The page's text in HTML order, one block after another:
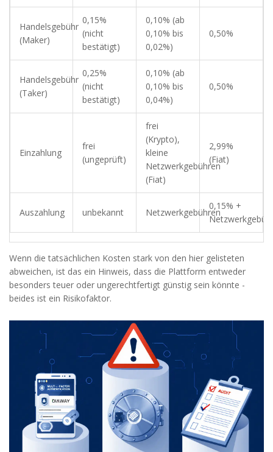
Handelsgebühr
(Maker)
0,15%
(nicht
bestätigt)
0,10% (ab
0,10% bis
0,02%)
0,50%
Handelsgebühr
(Taker)
0,25%
(nicht
bestätigt)
0,10% (ab
0,10% bis
0,04%)
0,50%
Einzahlung
frei
(ungeprüft)
frei
(Krypto),
kleine
Netzwerkgebühren
(Fiat)
2,99%
(Fiat)
Auszahlung unbekannt Netzwerkgebühren
0,15% +
Wenn die tatsächlichen Kosten stark von den hier gelisteten
abweichen, ist das ein Hinweis, dass die Plattform entweder
besonders teuer oder ungerechtfertigt günstig sein könnte -
beides ist ein Risikofaktor.